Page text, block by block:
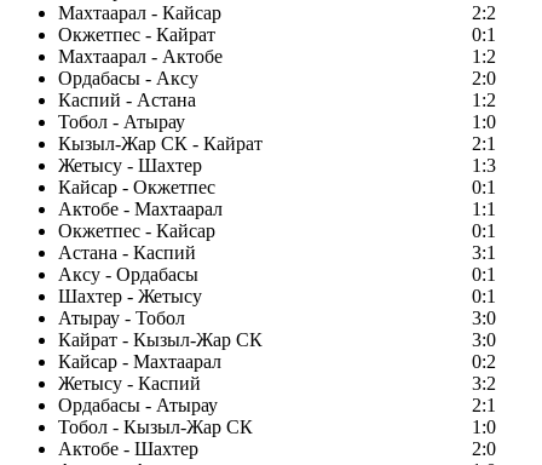
Махтаарал - Кайсар
2:2
Окжетпес - Кайрат
0:1
Махтаарал - Актобе
1:2
Ордабасы - Аксу
2:0
Каспий - Астана
1:2
Тобол - Атырау
1:0
Кызыл-Жар СК - Кайрат
2:1
Жетысу - Шахтер
1:3
Кайсар - Окжетпес
0:1
Актобе - Махтаарал
1:1
Окжетпес - Кайсар
0:1
Астана - Каспий
3:1
Аксу - Ордабасы
0:1
Шахтер - Жетысу
0:1
Атырау - Тобол
3:0
Кайрат - Кызыл-Жар СК
3:0
Кайсар - Махтаарал
0:2
Жетысу - Каспий
3:2
Ордабасы - Атырау
2:1
Тобол - Кызыл-Жар СК
1:0
Актобе - Шахтер
2:0